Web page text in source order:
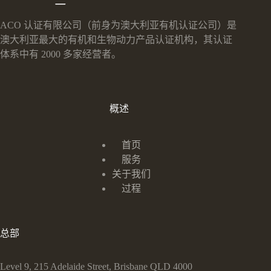
ACO 认证有限公司（前身为澳大利亚有机认证公司）是
澳大利亚最大的有机和生物动力产品认证机构，其认证
体系中有 2000 多家经营者。
概述
首页
服务
关于我们
过程
总部
Level 9, 215 Adelaide Street, Brisbane QLD 4000